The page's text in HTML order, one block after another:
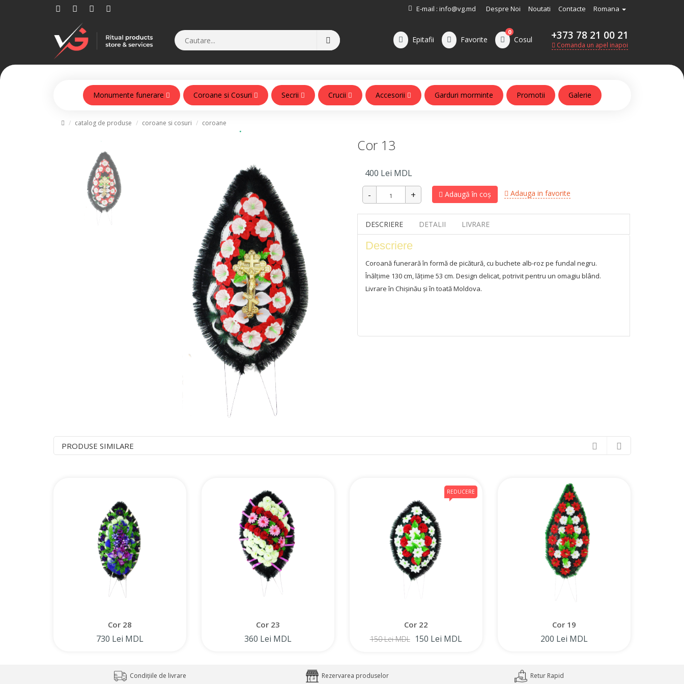
E-mail : info@vg.md Despre Noi Noutati Contacte Romana
Epitafii Favorite Cosul
0 +373 78 21 00 21
Comanda un apel inapoi
Monumente funerare Coroane si Cosuri Secrii Crucii Accesorii Garduri morminte Promotii Galerie
catalog de produse coroane si cosuri coroane
Cor 13
400 Lei MDL
Adaugă în coș Adauga in favorite
DESCRIERE DETALII LIVRARE
Descriere
Coroană funerară în formă de picătură, cu buchete alb-roz pe fundal negru.
Înălțime 130 cm, lățime 53 cm. Design delicat, potrivit pentru un omagiu blând.
Livrare în Chișinău și în toată Moldova.
PRODUSE SIMILARE
Cor 28
730 Lei MDL
Cor 23
360 Lei MDL
REDUCERE
Cor 22
150 Lei MDL 150 Lei MDL
Cor 19
200 Lei MDL
Condițiile de livrare Rezervarea produselor Retur Rapid